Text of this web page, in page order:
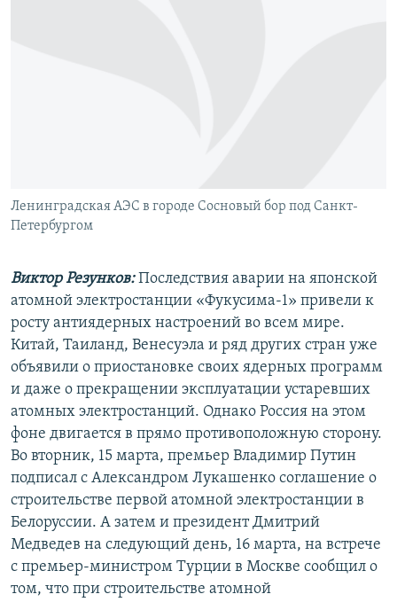
Ленинградская АЭС в городе Сосновый бор под Санкт-
Петербургом
Виктор Резунков:Последствия аварии на японской
атомной электростанции «Фукусима-1» привели к
росту антиядерных настроений во всем мире.
Китай, Таиланд, Венесуэла и ряд других стран уже
объявили о приостановке своих ядерных программ
и даже о прекращении эксплуатации устаревших
атомных электростанций. Однако Россия на этом
фоне двигается в прямо противоположную сторону.
Во вторник, 15 марта, премьер Владимир Путин
подписал с Александром Лукашенко соглашение о
строительстве первой атомной электростанции в
Белоруссии. А затем и президент Дмитрий
Медведев на следующий день, 16 марта, на встрече
с премьер-министром Турции в Москве сообщил о
том, что при строительстве атомной